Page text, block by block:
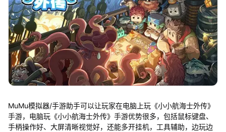
MuMu模拟器/手游助手可以让玩家在电脑上玩《小小航海士外传》
手游，电脑玩《小小航海士外传》手游优势很多，包括鼠标键盘、
手柄操作好、大屏清晰视觉好，还能多开挂机，工具辅助，边玩边